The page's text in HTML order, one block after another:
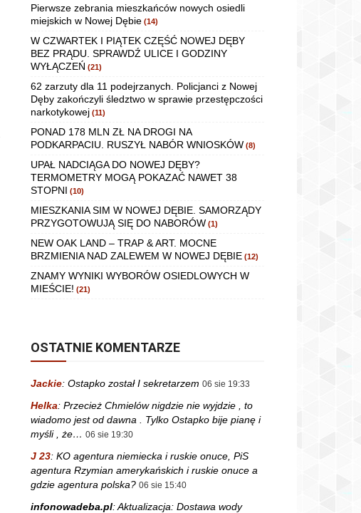
Pierwsze zebrania mieszkańców nowych osiedli
miejskich w Nowej Dębie (14)
W CZWARTEK I PIĄTEK CZĘŚĆ NOWEJ DĘBY
BEZ PRĄDU. SPRAWDŹ ULICE I GODZINY
WYŁĄCZEŃ (21)
62 zarzuty dla 11 podejrzanych. Policjanci z Nowej
Dęby zakończyli śledztwo w sprawie przestępczości
narkotykowej (11)
PONAD 178 MLN ZŁ NA DROGI NA
PODKARPACIU. RUSZYŁ NABÓR WNIOSKÓW (8)
UPAŁ NADCIĄGA DO NOWEJ DĘBY?
TERMOMETRY MOGĄ POKAZAĆ NAWET 38
STOPNI (10)
MIESZKANIA SIM W NOWEJ DĘBIE. SAMORZĄDY
PRZYGOTOWUJĄ SIĘ DO NABORÓW (1)
NEW OAK LAND – TRAP & ART. MOCNE
BRZMIENIA NAD ZALEWEM W NOWEJ DĘBIE (12)
ZNAMY WYNIKI WYBORÓW OSIEDLOWYCH W
MIEŚCIE! (21)
OSTATNIE KOMENTARZE
Jackie: Ostapko został I sekretarzem 06 sie 19:33
Helka: Przecież Chmielów nigdzie nie wyjdzie , to
wiadomo jest od dawna . Tylko Ostapko bije pianę i
myśli , że… 06 sie 19:30
J 23: KO agentura niemiecka i ruskie onuce, PiS
agentura Rzymian amerykańskich i ruskie onuce a
gdzie agentura polska? 06 sie 15:40
infonowadeba.pl:Aktualizacja: Dostawa wody